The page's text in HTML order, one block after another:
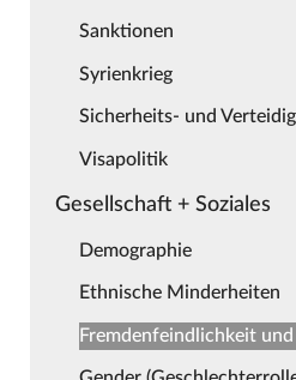
Sanktionen
Syrienkrieg
Sicherheits- und
Visapolitik
Gesellschaft + Soziales
Demographie
Ethnische Minderheiten
Fremdenfeindlichkeit